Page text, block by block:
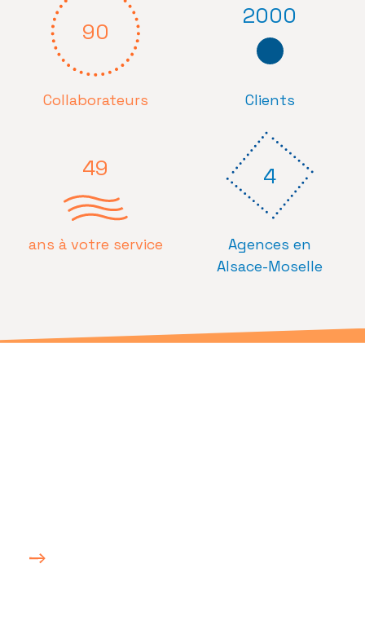
90
Collaborateurs
2000
Clients
49
ans à votre service
4
Agences en
Alsace-Moselle